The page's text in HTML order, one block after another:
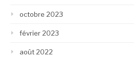
octobre 2023
février 2023
août 2022